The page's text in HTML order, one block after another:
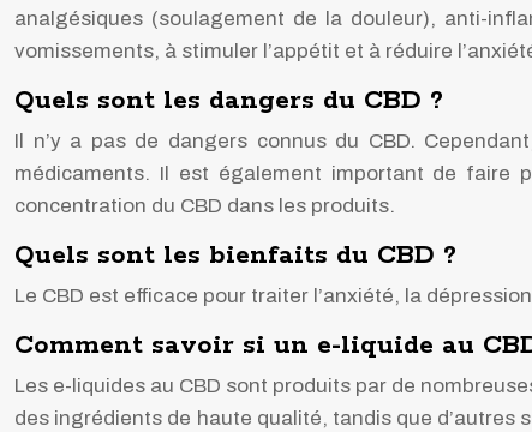
analgésiques (soulagement de la douleur), anti-
vomissements, à stimuler l’appétit et à réduire
Quels sont les dangers du CBD ?
Il n’y a pas de dangers connus du CBD.
médicaments. Il est également important de faire
concentration du CBD dans les produits.
Quels sont les bienfaits du CBD ?
Le CBD est efficace pour traiter l’anxiété, la
Comment savoir si un e-liquide au
Les e-liquides au CBD sont produits par de
des ingrédients de haute qualité, tandis que